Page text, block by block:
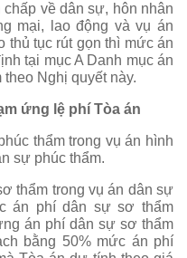
về dân sự, hôn nhân
mại, lao động và vụ án
thủ tục rút gọn thì mức án
tại mục A Danh mục án
Nghị quyết này.
ứng lệ phí Tòa án
thẩm trong vụ án hình
sự phúc thẩm.
thẩm trong vụ án dân sự
án phí dân sự sơ thẩm
án phí dân sự sơ thẩm
bằng 50% mức án phí